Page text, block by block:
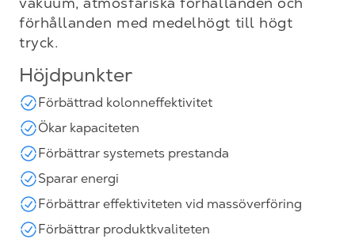
förhållanden med medelhögt till högt
tryck.
Höjdpunkter
Förbättrad kolonneffektivitet
Ökar kapaciteten
Förbättrar systemets prestanda
Sparar energi
Förbättrar effektiviteten vid massöverföring
Förbättrar produktkvaliteten